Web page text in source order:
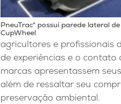
PneuTrac® possui parede lateral
CupWheel
agricultores e profissionais
de experiências e o
marcas apresentassem
além de ressaltar seu
preservação ambiental.